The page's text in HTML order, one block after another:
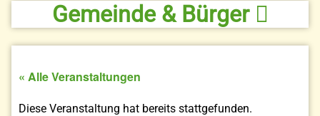
Gemeinde & Bürger
« Alle Veranstaltungen
Diese Veranstaltung hat bereits stattgefunden.